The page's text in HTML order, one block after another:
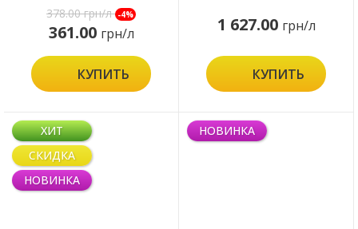
378.00грн/л -4%
361.00 грн/л
КУПИТЬ
1 627.00 грн/л
КУПИТЬ
ХИТ
СКИДКА
НОВИНКА
НОВИНКА